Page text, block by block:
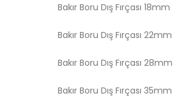
Bakır Boru Dış Fırçası 18mm
Bakır Boru Dış Fırçası 22mm
Bakır Boru Dış Fırçası 28mm
Bakır Boru Dış Fırçası 35mm